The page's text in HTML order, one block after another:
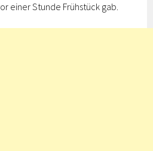
einer Stunde Frühstück gab.